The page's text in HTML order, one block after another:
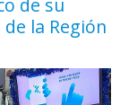
la Región